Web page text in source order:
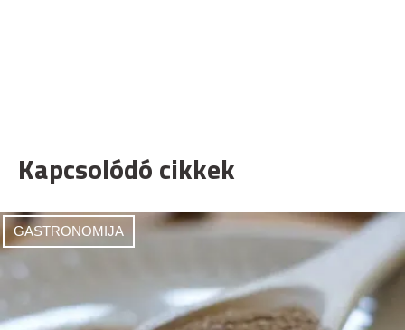
Kapcsolódó cikkek
GASTRONOMIJA